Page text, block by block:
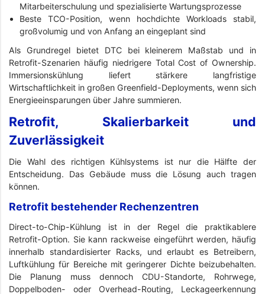
Mitarbeiterschulung und spezialisierte Wartungsprozesse
Beste TCO-Position, wenn hochdichte Workloads stabil,
großvolumig und von Anfang an eingeplant sind
Als Grundregel bietet DTC bei kleinerem Maßstab und in
Retrofit-Szenarien häufig niedrigere Total Cost of Ownership.
Immersionskühlung liefert stärkere langfristige
Wirtschaftlichkeit in großen Greenfield-Deployments, wenn sich
Energieeinsparungen über Jahre summieren.
Retrofit, Skalierbarkeit und
Zuverlässigkeit
Die Wahl des richtigen Kühlsystems ist nur die Hälfte der
Entscheidung. Das Gebäude muss die Lösung auch tragen
können.
Retrofit bestehender Rechenzentren
Direct-to-Chip-Kühlung ist in der Regel die praktikablere
Retrofit-Option. Sie kann rackweise eingeführt werden, häufig
innerhalb standardisierter Racks, und erlaubt es Betreibern,
Luftkühlung für Bereiche mit geringerer Dichte beizubehalten.
Die Planung muss dennoch CDU-Standorte, Rohrwege,
Doppelboden- oder Overhead-Routing, Leckageerkennung